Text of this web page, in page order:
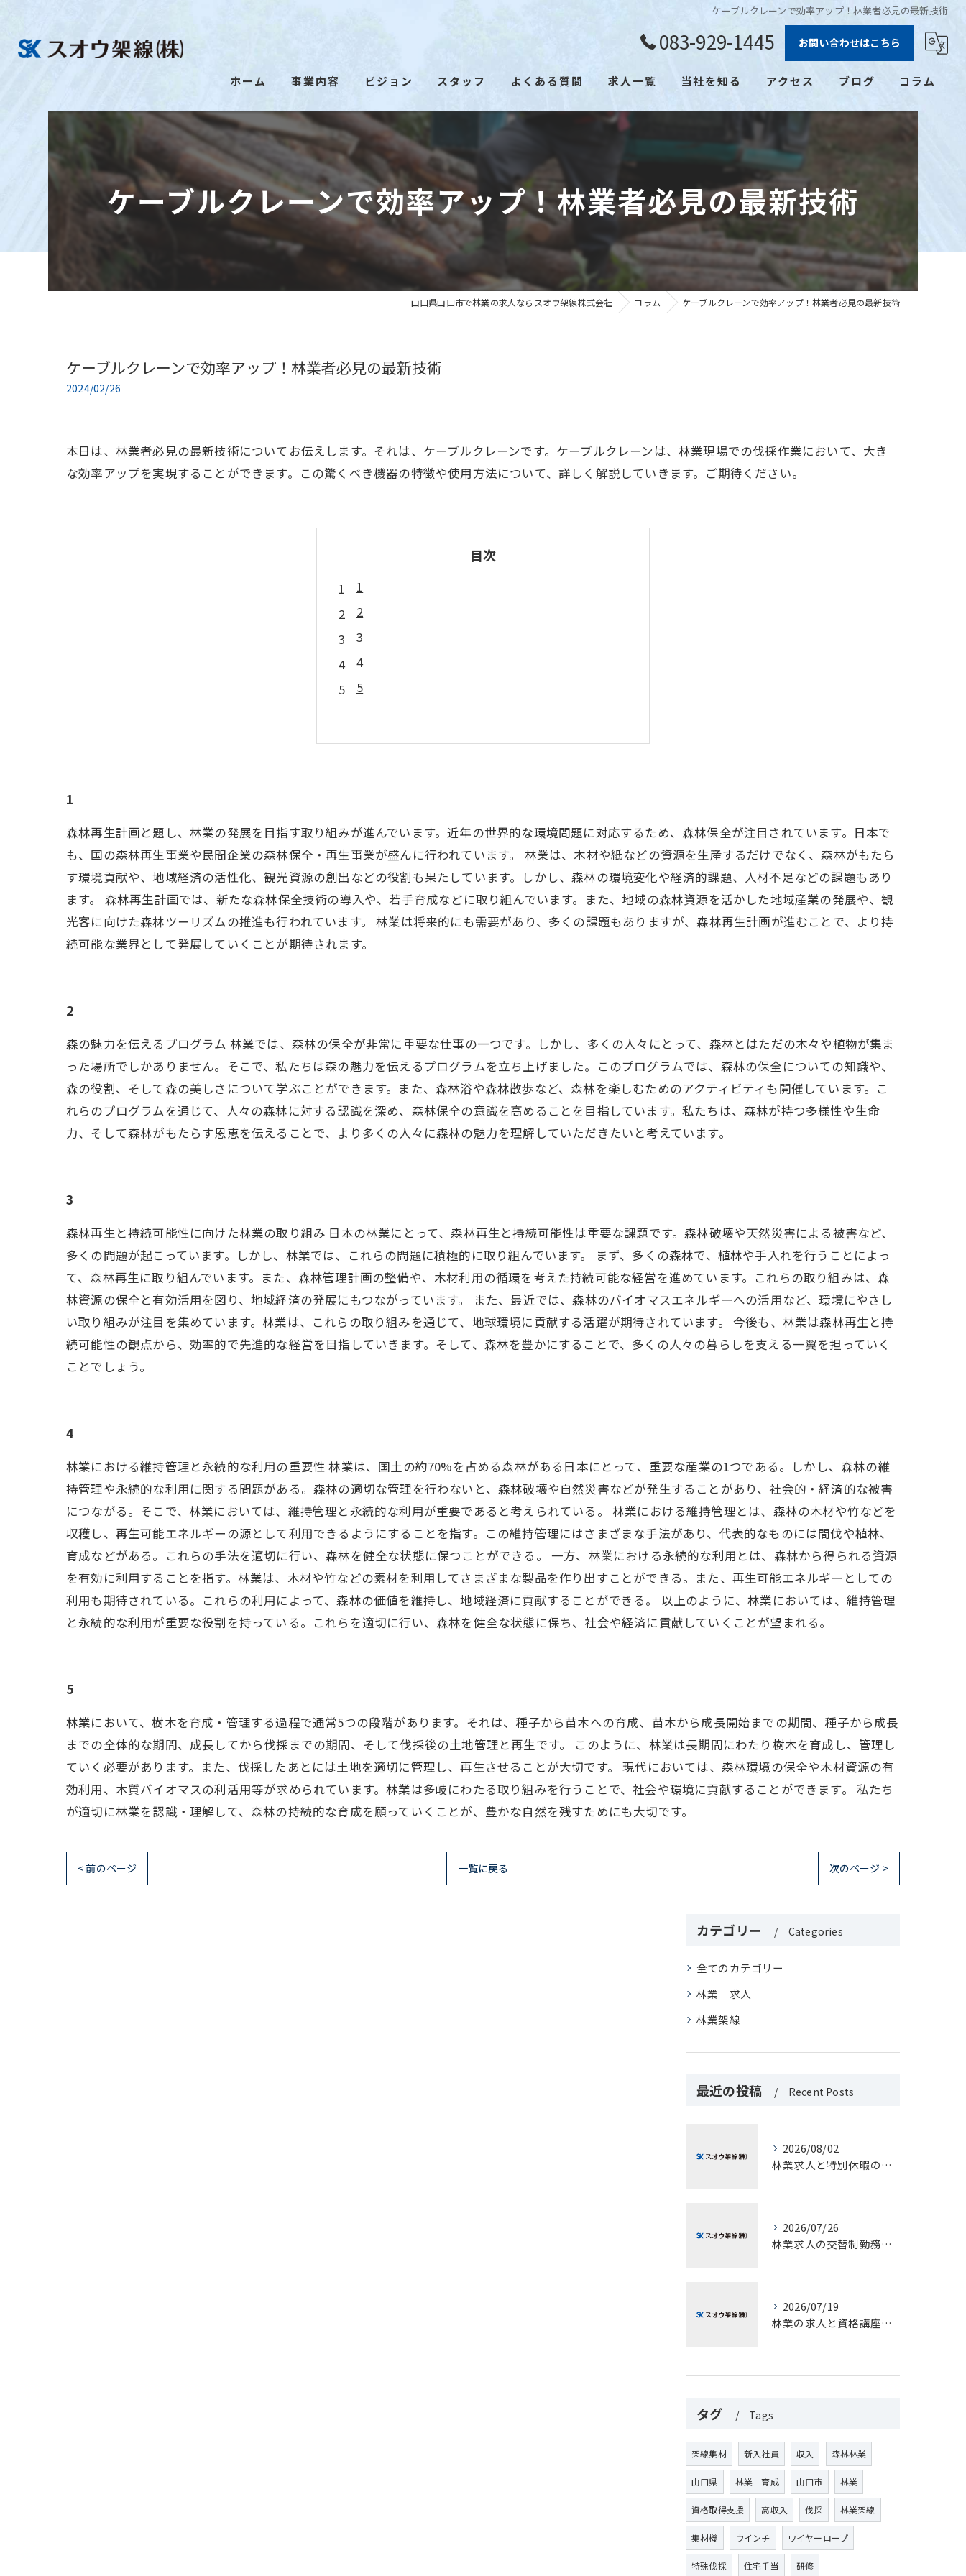
ケーブルクレーンで効率アップ！林業者必見の最新技術
083-929-1445 お問い合わせはこちら
ホーム 事業内容 ビジョン スタッフ よくある質問 求人一覧 当社を知る
学歴不問
働きやすい
福利厚生
アクセス ブログ コラム
ケーブルクレーンで効率アップ！林業者必見の最新技術
山口県山口市で林業の求人ならスオウ架線株式会社 コラム ケーブルクレーンで効率アップ！林業者必見の最新技術
ケーブルクレーンで効率アップ！林業者必見の最新技術
2024/02/26
本日は、林業者必見の最新技術についてお伝えします。それは、ケーブルクレーンです。ケーブルクレーンは、林業現場での伐採作業において、大き
な効率アップを実現することができます。この驚くべき機器の特徴や使用方法について、詳しく解説していきます。ご期待ください。
目次
1
2
3
4
5
1
森林再生計画と題し、林業の発展を目指す取り組みが進んでいます。近年の世界的な環境問題に対応するため、森林保全が注目されています。日本で
も、国の森林再生事業や民間企業の森林保全・再生事業が盛んに行われています。 林業は、木材や紙などの資源を生産するだけでなく、森林がもたら
す環境貢献や、地域経済の活性化、観光資源の創出などの役割も果たしています。しかし、森林の環境変化や経済的課題、人材不足などの課題もあり
ます。 森林再生計画では、新たな森林保全技術の導入や、若手育成などに取り組んでいます。また、地域の森林資源を活かした地域産業の発展や、観
光客に向けた森林ツーリズムの推進も行われています。 林業は将来的にも需要があり、多くの課題もありますが、森林再生計画が進むことで、より持
続可能な業界として発展していくことが期待されます。
2
森の魅力を伝えるプログラム 林業では、森林の保全が非常に重要な仕事の一つです。しかし、多くの人々にとって、森林とはただの木々や植物が集ま
った場所でしかありません。そこで、私たちは森の魅力を伝えるプログラムを立ち上げました。このプログラムでは、森林の保全についての知識や、
森の役割、そして森の美しさについて学ぶことができます。また、森林浴や森林散歩など、森林を楽しむためのアクティビティも開催しています。こ
れらのプログラムを通じて、人々の森林に対する認識を深め、森林保全の意識を高めることを目指しています。私たちは、森林が持つ多様性や生命
力、そして森林がもたらす恩恵を伝えることで、より多くの人々に森林の魅力を理解していただきたいと考えています。
3
森林再生と持続可能性に向けた林業の取り組み 日本の林業にとって、森林再生と持続可能性は重要な課題です。森林破壊や天然災害による被害など、
多くの問題が起こっています。しかし、林業では、これらの問題に積極的に取り組んでいます。 まず、多くの森林で、植林や手入れを行うことによっ
て、森林再生に取り組んでいます。また、森林管理計画の整備や、木材利用の循環を考えた持続可能な経営を進めています。これらの取り組みは、森
林資源の保全と有効活用を図り、地域経済の発展にもつながっています。 また、最近では、森林のバイオマスエネルギーへの活用など、環境にやさし
い取り組みが注目を集めています。林業は、これらの取り組みを通じて、地球環境に貢献する活躍が期待されています。 今後も、林業は森林再生と持
続可能性の観点から、効率的で先進的な経営を目指していきます。そして、森林を豊かにすることで、多くの人々の暮らしを支える一翼を担っていく
ことでしょう。
4
林業における維持管理と永続的な利用の重要性 林業は、国土の約70%を占める森林がある日本にとって、重要な産業の1つである。しかし、森林の維
持管理や永続的な利用に関する問題がある。森林の適切な管理を行わないと、森林破壊や自然災害などが発生することがあり、社会的・経済的な被害
につながる。そこで、林業においては、維持管理と永続的な利用が重要であると考えられている。 林業における維持管理とは、森林の木材や竹などを
収穫し、再生可能エネルギーの源として利用できるようにすることを指す。この維持管理にはさまざまな手法があり、代表的なものには間伐や植林、
育成などがある。これらの手法を適切に行い、森林を健全な状態に保つことができる。 一方、林業における永続的な利用とは、森林から得られる資源
を有効に利用することを指す。林業は、木材や竹などの素材を利用してさまざまな製品を作り出すことができる。また、再生可能エネルギーとしての
利用も期待されている。これらの利用によって、森林の価値を維持し、地域経済に貢献することができる。 以上のように、林業においては、維持管理
と永続的な利用が重要な役割を持っている。これらを適切に行い、森林を健全な状態に保ち、社会や経済に貢献していくことが望まれる。
5
林業において、樹木を育成・管理する過程で通常5つの段階があります。それは、種子から苗木への育成、苗木から成長開始までの期間、種子から成長
までの全体的な期間、成長してから伐採までの期間、そして伐採後の土地管理と再生です。 このように、林業は長期間にわたり樹木を育成し、管理し
ていく必要があります。また、伐採したあとには土地を適切に管理し、再生させることが大切です。 現代においては、森林環境の保全や木材資源の有
効利用、木質バイオマスの利活用等が求められています。林業は多岐にわたる取り組みを行うことで、社会や環境に貢献することができます。 私たち
が適切に林業を認識・理解して、森林の持続的な育成を願っていくことが、豊かな自然を残すためにも大切です。
< 前のページ 一覧に戻る 次のページ >
カテゴリー Categories
全てのカテゴリー
林業 求人
林業架線
最近の投稿 Recent Posts
2026/08/02
林業求人と特別休暇の実情を山口県大島郡周防大島町で徹底解剖
2026/07/26
林業求人の交替制勤務で実現する高収入と柔軟な働き方のヒント
2026/07/19
林業の求人と資格講座で山口県柳井市で安定就職や副業を目指すための実践ガイド
タグ Tags
架線集材 新入社員 収入 森林林業
山口県 林業 育成 山口市 林業
資格取得支援 高収入 伐採 林業架線
集材機 ウインチ ワイヤーロープ
特殊伐採 住宅手当 研修